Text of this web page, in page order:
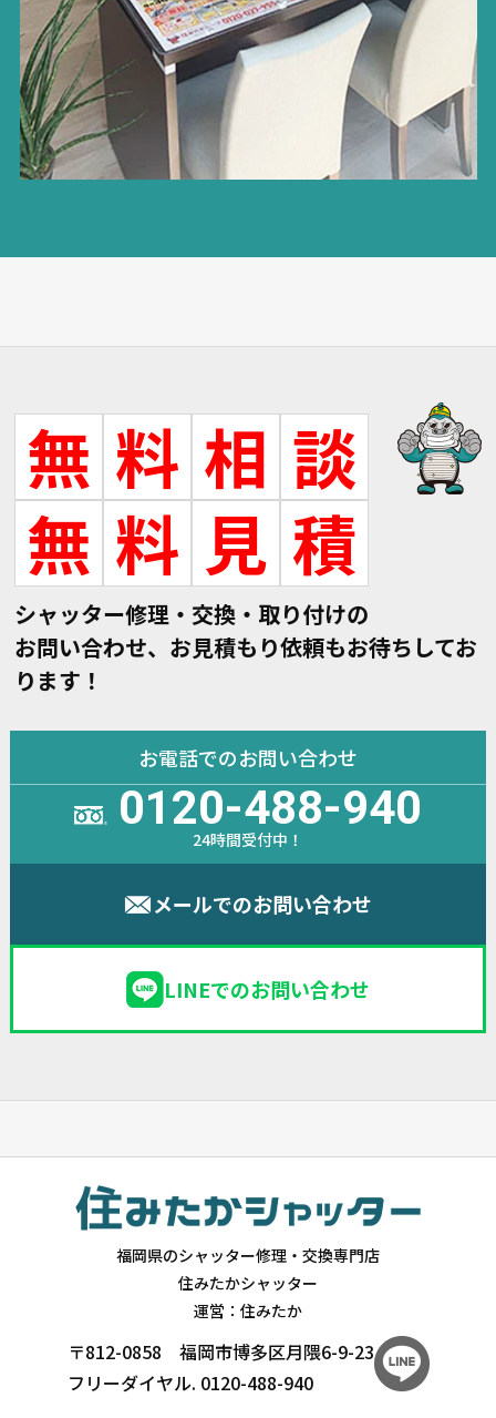
無 料 相 談
無 料 見 積
シャッター修理・交換・取り付けの
お問い合わせ、お見積もり依頼もお待ちしてお
ります！
お電話でのお問い合わせ
0120-488-940
24時間受付中！
メールでのお問い合わせ
LINEでのお問い合わせ
福岡県のシャッター修理・交換専門店
住みたかシャッター
運営：住みたか
〒812-0858 福岡市博多区月隈6-9-23
フリーダイヤル. 0120-488-940